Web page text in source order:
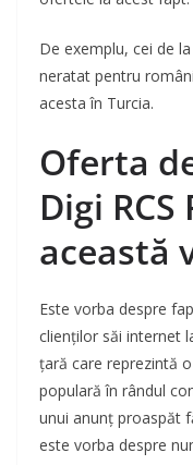
De exemplu, cei de
neratat pentru
acesta în Turcia.
Oferta
Digi
această
Este vorba despre
clienților săi internet
țară care reprezintă
populară în rândul
unui anunț proaspăt
este vorba despre